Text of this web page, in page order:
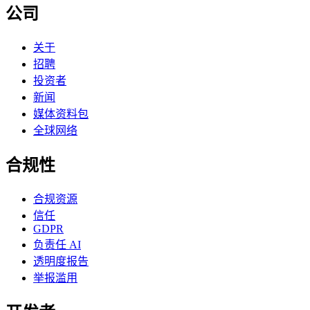
公司
关于
招聘
投资者
新闻
媒体资料包
全球网络
合规性
合规资源
信任
GDPR
负责任 AI
透明度报告
举报滥用